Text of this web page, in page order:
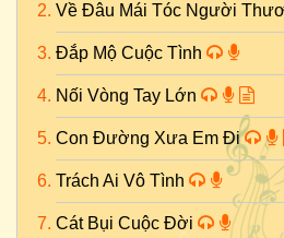
Về Đâu Mái Tóc Người
Đắp Mộ Cuộc Tình
Nối Vòng Tay Lớn
Con Đường Xưa Em Đi
Trách Ai Vô Tình
Cát Bụi Cuộc Đời